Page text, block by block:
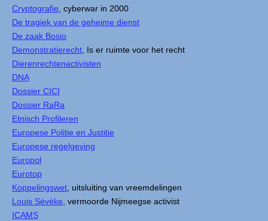
Cryptografie, cyberwar in 2000
De tragiek van de geheime dienst
De zaak Bosio
Demonstratierecht, Is er ruimte voor het recht
Dierenrechtenactivisten
DNA
Dossier CICI
Dossier RaRa
Etnisch Profileren
Europese Politie en Justitie
Europese regelgeving
Europol
Eurotop
Koppelingswet, uitsluiting van vreemdelingen
Louis Sévèke, vermoorde Nijmeegse activist
ICAMS